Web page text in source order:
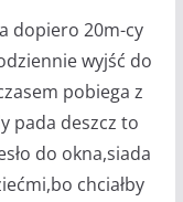
dopiero 20m-cy
wyjść do
pobiega z
pada deszcz to
do okna,siada
chciałby